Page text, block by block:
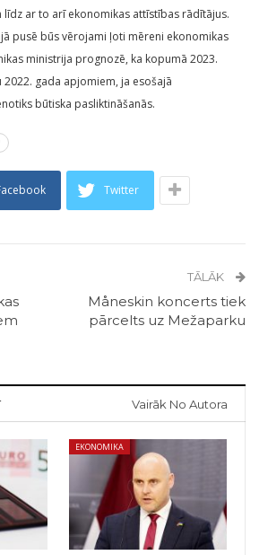
ar to arī ekonomikas attīstības rādītājus.
pusē būs vērojami ļoti mēreni ekonomikas
ministrija prognozē, ka kopumā 2023.
2022. gada apjomiem, ja esošajā
būtiska pasliktināšanās.
Twitter
TĀLĀK
Måneskin koncerts tiek
pārcelts uz Mežaparku
Vairāk No Autora
EKONOMIKA